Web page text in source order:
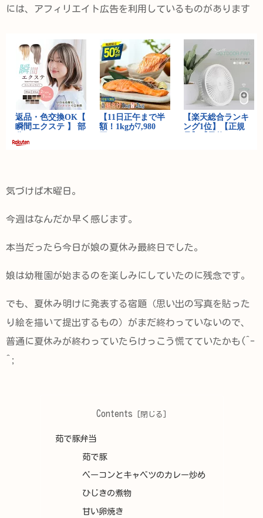
には、アフィリエイト広告を利用しているものがあります
気づけば木曜日。
今週はなんだか早く感じます。
本当だったら今日が娘の夏休み最終日でした。
娘は幼稚園が始まるのを楽しみにしていたのに残念です。
でも、夏休み明けに発表する宿題（思い出の写真を貼った
り絵を描いて提出するもの）がまだ終わっていないので、
普通に夏休みが終わっていたらけっこう慌てていたかも(^-
^;
Contents
茹で豚弁当
茹で豚
ベーコンとキャベツのカレー炒め
ひじきの煮物
甘い卵焼き